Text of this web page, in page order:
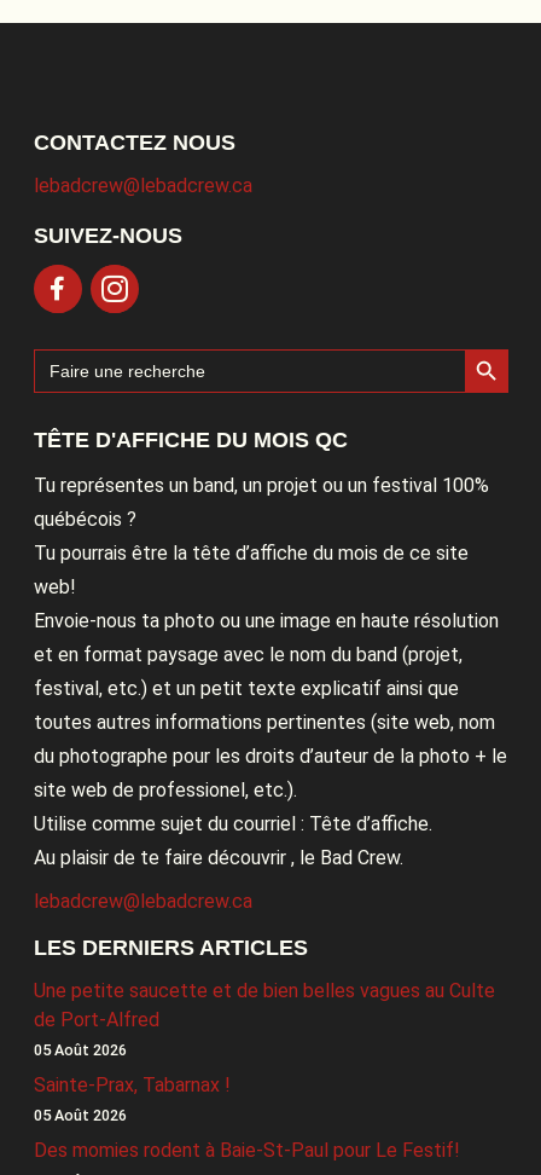
CONTACTEZ NOUS
lebadcrew@lebadcrew.ca
SUIVEZ-NOUS
Search
for:
Search Button
TÊTE D'AFFICHE DU MOIS QC
Tu représentes un band, un projet ou un festival 100%
québécois ?
Tu pourrais être la tête d’affiche du mois de ce site
web!
Envoie-nous ta photo ou une image en haute résolution
et en format paysage avec le nom du band (projet,
festival, etc.) et un petit texte explicatif ainsi que
toutes autres informations pertinentes (site web, nom
du photographe pour les droits d’auteur de la photo + le
site web de professionel, etc.).
Utilise comme sujet du courriel : Tête d’affiche.
Au plaisir de te faire découvrir , le Bad Crew.
lebadcrew@lebadcrew.ca
LES DERNIERS ARTICLES
Une petite saucette et de bien belles vagues au Culte
de Port-Alfred
05 Août 2026
Sainte-Prax, Tabarnax !
05 Août 2026
Des momies rodent à Baie-St-Paul pour Le Festif!